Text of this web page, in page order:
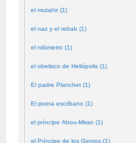
el mutahir (1)
el naz y el rebab (1)
el nilómetro (1)
el obelisco de Heliópolis (1)
El padre Planchet (1)
El poeta escribano (1)
el príncipe Abou-Miran (1)
el Príncipe de los Genios (1)